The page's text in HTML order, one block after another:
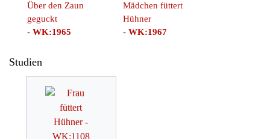
Über den Zaun
geguckt
- WK:1965
Mädchen füttert
Hühner
- WK:1967
Studien